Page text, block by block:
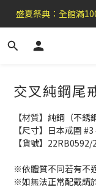
盛夏祭典：全館滿
盛夏祭典：全館滿
滿699
盛夏祭典：全館滿
交叉純鋼尾
【材質】純鋼（不銹
【尺寸】日本戒圍
【貨號】
※依體質不同若有不
※如無法正常配戴請